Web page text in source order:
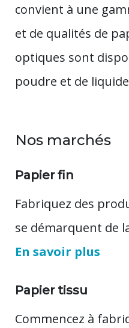
convient à une
et de qualités de
optiques sont
poudre et de
Nos marchés
Papier fin
Fabriquez des
se démarquent de
En savoir plus
Papier tissu
Commencez à